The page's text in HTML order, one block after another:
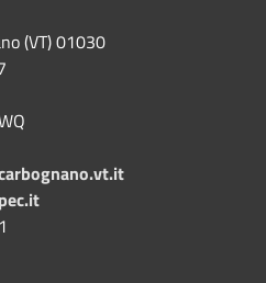
(VT) 01030